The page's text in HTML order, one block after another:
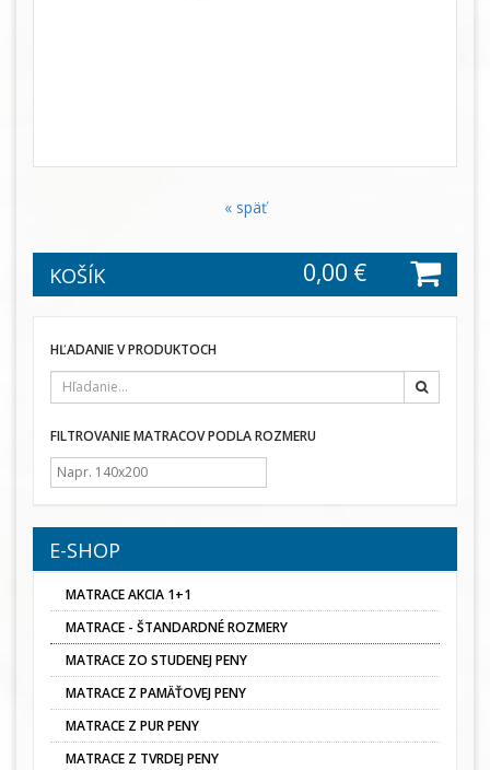
« späť
KOŠÍK 0,00 €
HĽADANIE V PRODUKTOCH
FILTROVANIE MATRACOV PODLA ROZMERU
E-SHOP
MATRACE AKCIA 1+1
MATRACE - ŠTANDARDNÉ ROZMERY
MATRACE ZO STUDENEJ PENY
MATRACE Z PAMÄŤOVEJ PENY
MATRACE Z PUR PENY
MATRACE Z TVRDEJ PENY